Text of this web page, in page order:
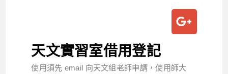
天文實習室借用登記
使用須先 email 向天文組老師申請，使用師大